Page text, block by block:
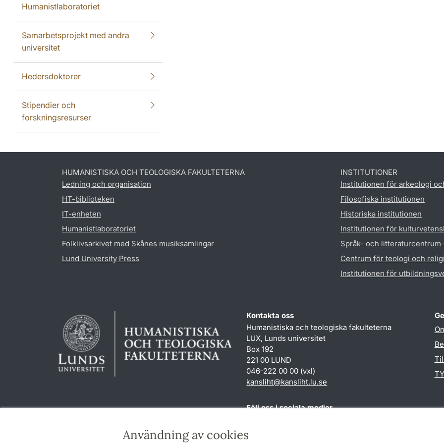
Användning av cookies
Humanistlaboratoriet
Samarbetsprojekt med andra
universitet
Hedersdoktorer
Stipendier och
forskningsresurser
HUMANISTISKA OCH TEOLOGISKA FAKULTETERNA
Ledning och organisation
HT-biblioteken
IT-enheten
Humanistlaboratoriet
Folklivsarkivet med Skånes musiksamlingar
Lund University Press
INSTITUTIONER
Institutionen för arkeologi
Filosofiska institutionen
Historiska institutionen
Institutionen för
Språk- och litteraturcentrum
Centrum för teologi och
Institutionen för
Kontakta oss
Humanistiska och teologiska fakulteterna
LUX, Lunds universitet
Box 192
221 00 LUND
046-222 00 00 (vxl)
kansliht@kansliht.lu.se
Följ oss i sociala medier